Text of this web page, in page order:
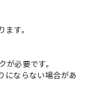
す。
が必要です。
にならない場合があ